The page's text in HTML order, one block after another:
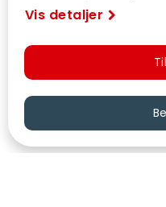
Vis detaljer